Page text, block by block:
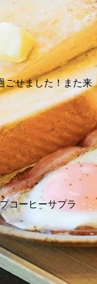
通券
盟店共通券 カ
共通券
加盟店共通券
通券
るカフェ共通
通券
加盟店共通券
ごせました！また来
コーヒーサプラ